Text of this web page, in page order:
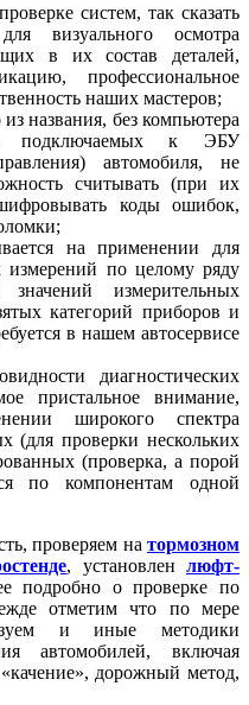
систем, так сказать
визуального осмотра
в их состав деталей,
профессиональное
наших мастеров;
названия, без компьютера
подключаемых к ЭБУ
автомобиля, не
считывать (при их
коды ошибок,
на применении для
измерений по целому ряду
измерительных
категорий приборов и
в нашем автосервисе
диагностических
пристальное внимание,
широкого спектра
(для проверки нескольких
(проверка, а порой
по компонентам одной
проверяем на тормозном
, установленлюфт-
подробно о проверке по
отметим что по мере
и иные методики
автомобилей, включая
дорожный метод,